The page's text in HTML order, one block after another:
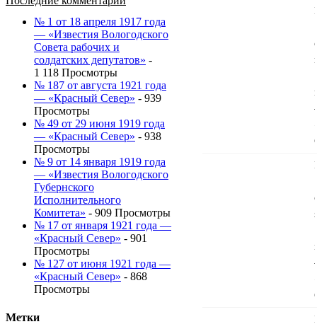
№ 1 от 18 апреля 1917 года
— «Известия Вологодского
Совета рабочих и
солдатских депутатов» -
1 118 Просмотры
№ 187 от августа 1921 года
— «Красный Север» - 939
Просмотры
№ 49 от 29 июня 1919 года
— «Красный Север» - 938
Просмотры
№ 9 от 14 января 1919 года
— «Известия Вологодского
Губернского
Исполнительного
Комитета» - 909 Просмотры
№ 17 от января 1921 года —
«Красный Север» - 901
Просмотры
№ 127 от июня 1921 года —
«Красный Север» - 868
Просмотры
Метки